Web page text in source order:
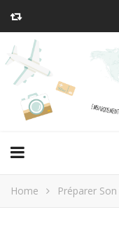
Home Préparer